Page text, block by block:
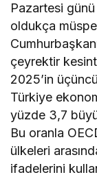
Pazartesi günü
oldukça
çeyrektir
2025’in
Türkiye
yüzde 3,7
Bu oranla
ülkeleri
ifadelerini